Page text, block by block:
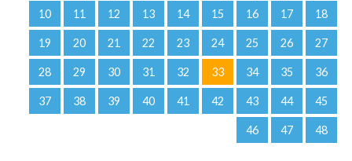
10 11 12 13 14 15 16 17 18
19 20 21 22 23 24 25 26 27
28 29 30 31 32 33 34 35 36
37 38 39 40 41 42 43 44 45
46 47 48